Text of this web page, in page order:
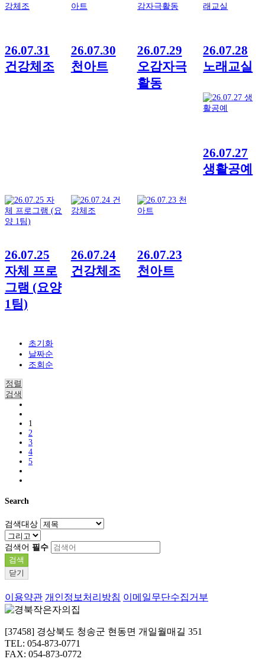
26.07.31
건강체조
26.07.30
천아트
26.07.29
오감자극
활동
26.07.28
노래교실
26.07.27
생활공예
26.07.25
자체 프로
그램 (요양
1팀)
26.07.24
건강체조
26.07.23
천아트
초기화
날짜순
조회순
정렬
검색
1
2
3
4
5
Search
검색대상
검색어 필수
검색
닫기
이용약관 개인정보처리방침 이메일무단수집거부
[37458] 경상북도 청송군 현동면 개일월매길 351
TEL: 054-873-0771
FAX: 054-873-0772